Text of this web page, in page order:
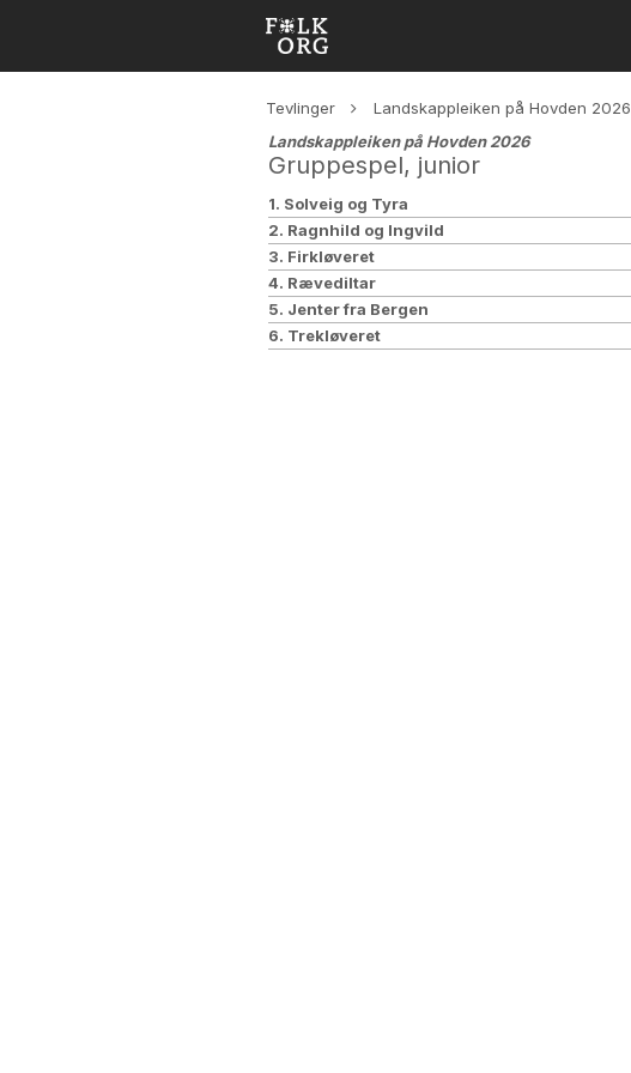
Tevlinger
Landskappleiken på Hovden 2026
Landskappleiken på Hovden 2026
Gruppespel, junior
1. Solveig og Tyra
2. Ragnhild og Ingvild
3. Firkløveret
4. Rævediltar
5. Jenter fra Bergen
6. Trekløveret